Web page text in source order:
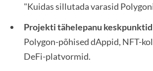
"Kuidas sillutada varasid
Projekti tähelepanu keskpunktid
Polygon-põhised dAppid, NFT-
DeFi-platvormid.